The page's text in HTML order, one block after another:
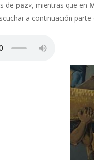
de paz«, mientras que en
a continuación parte